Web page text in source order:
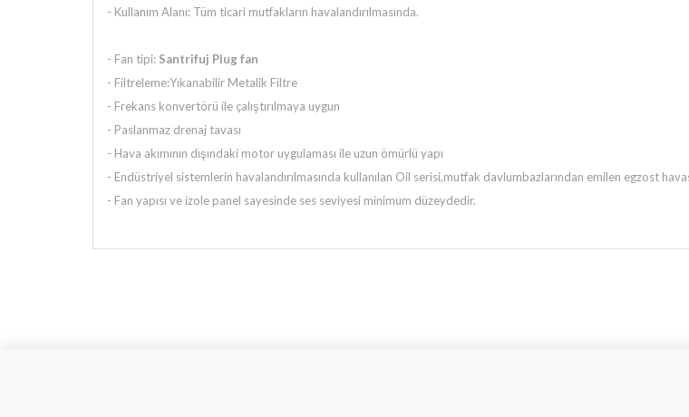
- Kullanım Alanı: Tüm ticari mutfakların havalandırılmasında.
- Fan tipi: Santrifuj Plug fan
- Filtreleme:Yıkanabilir Metalik Filtre
- Frekans konvertörü ile çalıştırılmaya uygun
- Paslanmaz drenaj tavası
- Hava akımının dışındaki motor uygulaması ile uzun ömürlü yapı
- Endüstriyel sistemlerin havalandırılmasında kullanılan Oil serisi,mutfak davlumbazlarından emilen egzost
- Fan yapısı ve izole panel sayesinde ses seviyesi minimum düzeydedir.